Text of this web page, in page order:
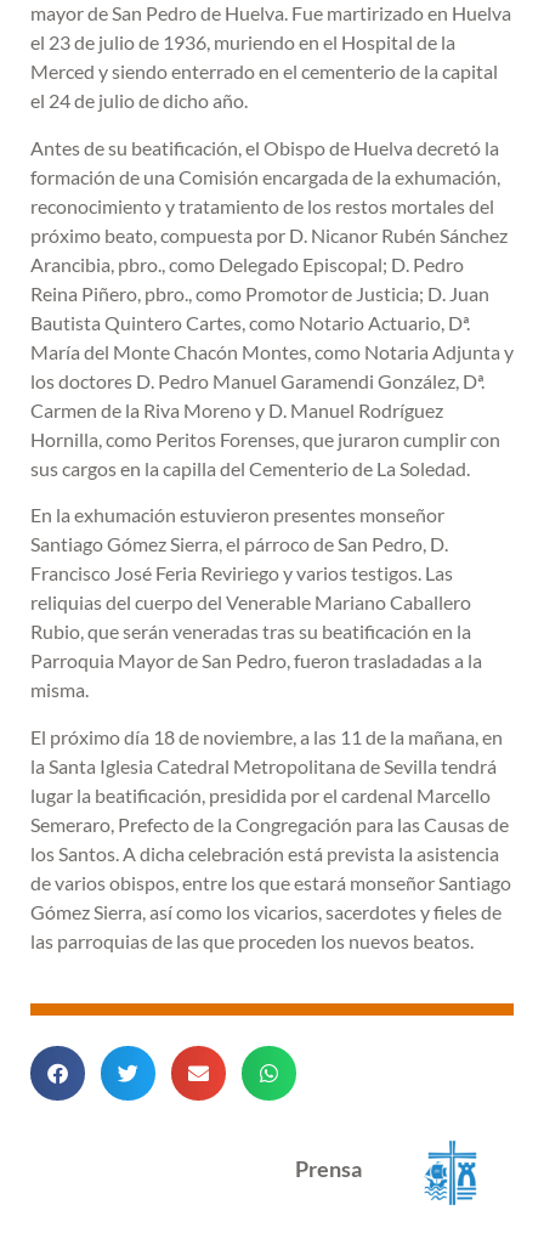
mayor de San Pedro de Huelva. Fue martirizado en Huelva
el 23 de julio de 1936, muriendo en el Hospital de la
Merced y siendo enterrado en el cementerio de la capital
el 24 de julio de dicho año.
Antes de su beatificación, el Obispo de Huelva decretó la
formación de una Comisión encargada de la exhumación,
reconocimiento y tratamiento de los restos mortales del
próximo beato, compuesta por D. Nicanor Rubén Sánchez
Arancibia, pbro., como Delegado Episcopal; D. Pedro
Reina Piñero, pbro., como Promotor de Justicia; D. Juan
Bautista Quintero Cartes, como Notario Actuario, Dª.
María del Monte Chacón Montes, como Notaria Adjunta y
los doctores D. Pedro Manuel Garamendi González, Dª.
Carmen de la Riva Moreno y D. Manuel Rodríguez
Hornilla, como Peritos Forenses, que juraron cumplir con
sus cargos en la capilla del Cementerio de La Soledad.
En la exhumación estuvieron presentes monseñor
Santiago Gómez Sierra, el párroco de San Pedro, D.
Francisco José Feria Reviriego y varios testigos. Las
reliquias del cuerpo del Venerable Mariano Caballero
Rubio, que serán veneradas tras su beatificación en la
Parroquia Mayor de San Pedro, fueron trasladadas a la
misma.
El próximo día 18 de noviembre, a las 11 de la mañana, en
la Santa Iglesia Catedral Metropolitana de Sevilla tendrá
lugar la beatificación, presidida por el cardenal Marcello
Semeraro, Prefecto de la Congregación para las Causas de
los Santos. A dicha celebración está prevista la asistencia
de varios obispos, entre los que estará monseñor Santiago
Gómez Sierra, así como los vicarios, sacerdotes y fieles de
las parroquias de las que proceden los nuevos beatos.
Prensa